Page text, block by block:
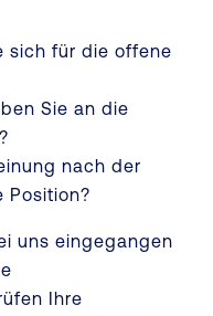
sich für die offene
Sie an die
nach der
Position?
uns eingegangen
Ihre